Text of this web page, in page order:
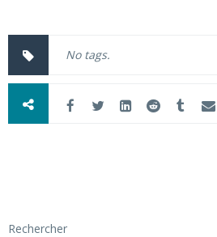
No tags.
Rechercher